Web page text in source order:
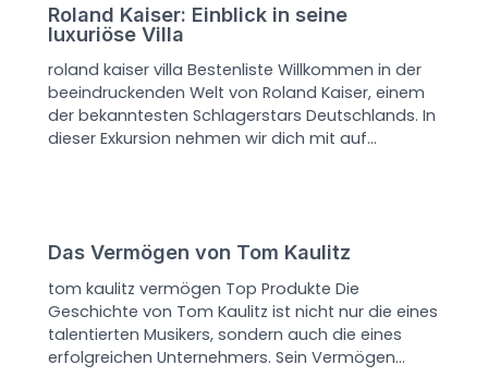
Roland Kaiser: Einblick in seine
luxuriöse Villa
roland kaiser villa Bestenliste Willkommen in der
beeindruckenden Welt von Roland Kaiser, einem
der bekanntesten Schlagerstars Deutschlands. In
dieser Exkursion nehmen wir dich mit auf…
Das Vermögen von Tom Kaulitz
tom kaulitz vermögen Top Produkte Die
Geschichte von Tom Kaulitz ist nicht nur die eines
talentierten Musikers, sondern auch die eines
erfolgreichen Unternehmers. Sein Vermögen…